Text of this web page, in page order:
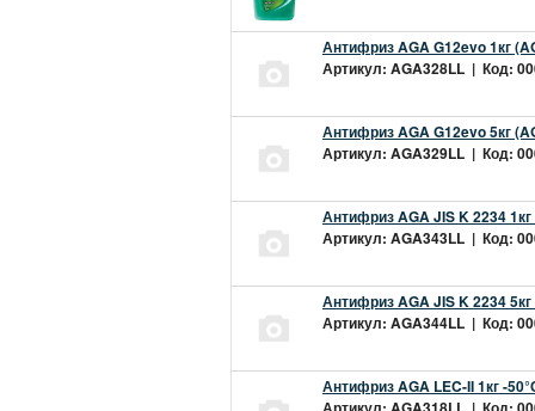
Антифриз AGA G12evo 1кг
Артикул: AGA328LL | Код:
Антифриз AGA G12evo 5кг
Артикул: AGA329LL | Код:
Антифриз AGA JIS K 2234
Артикул: AGA343LL | Код:
Антифриз AGA JIS K 2234
Артикул: AGA344LL | Код:
Антифриз AGA LEC-II 1кг -